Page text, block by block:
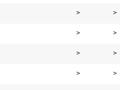
> >
> >
> >
> >